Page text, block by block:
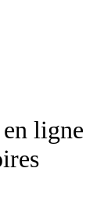
ligne